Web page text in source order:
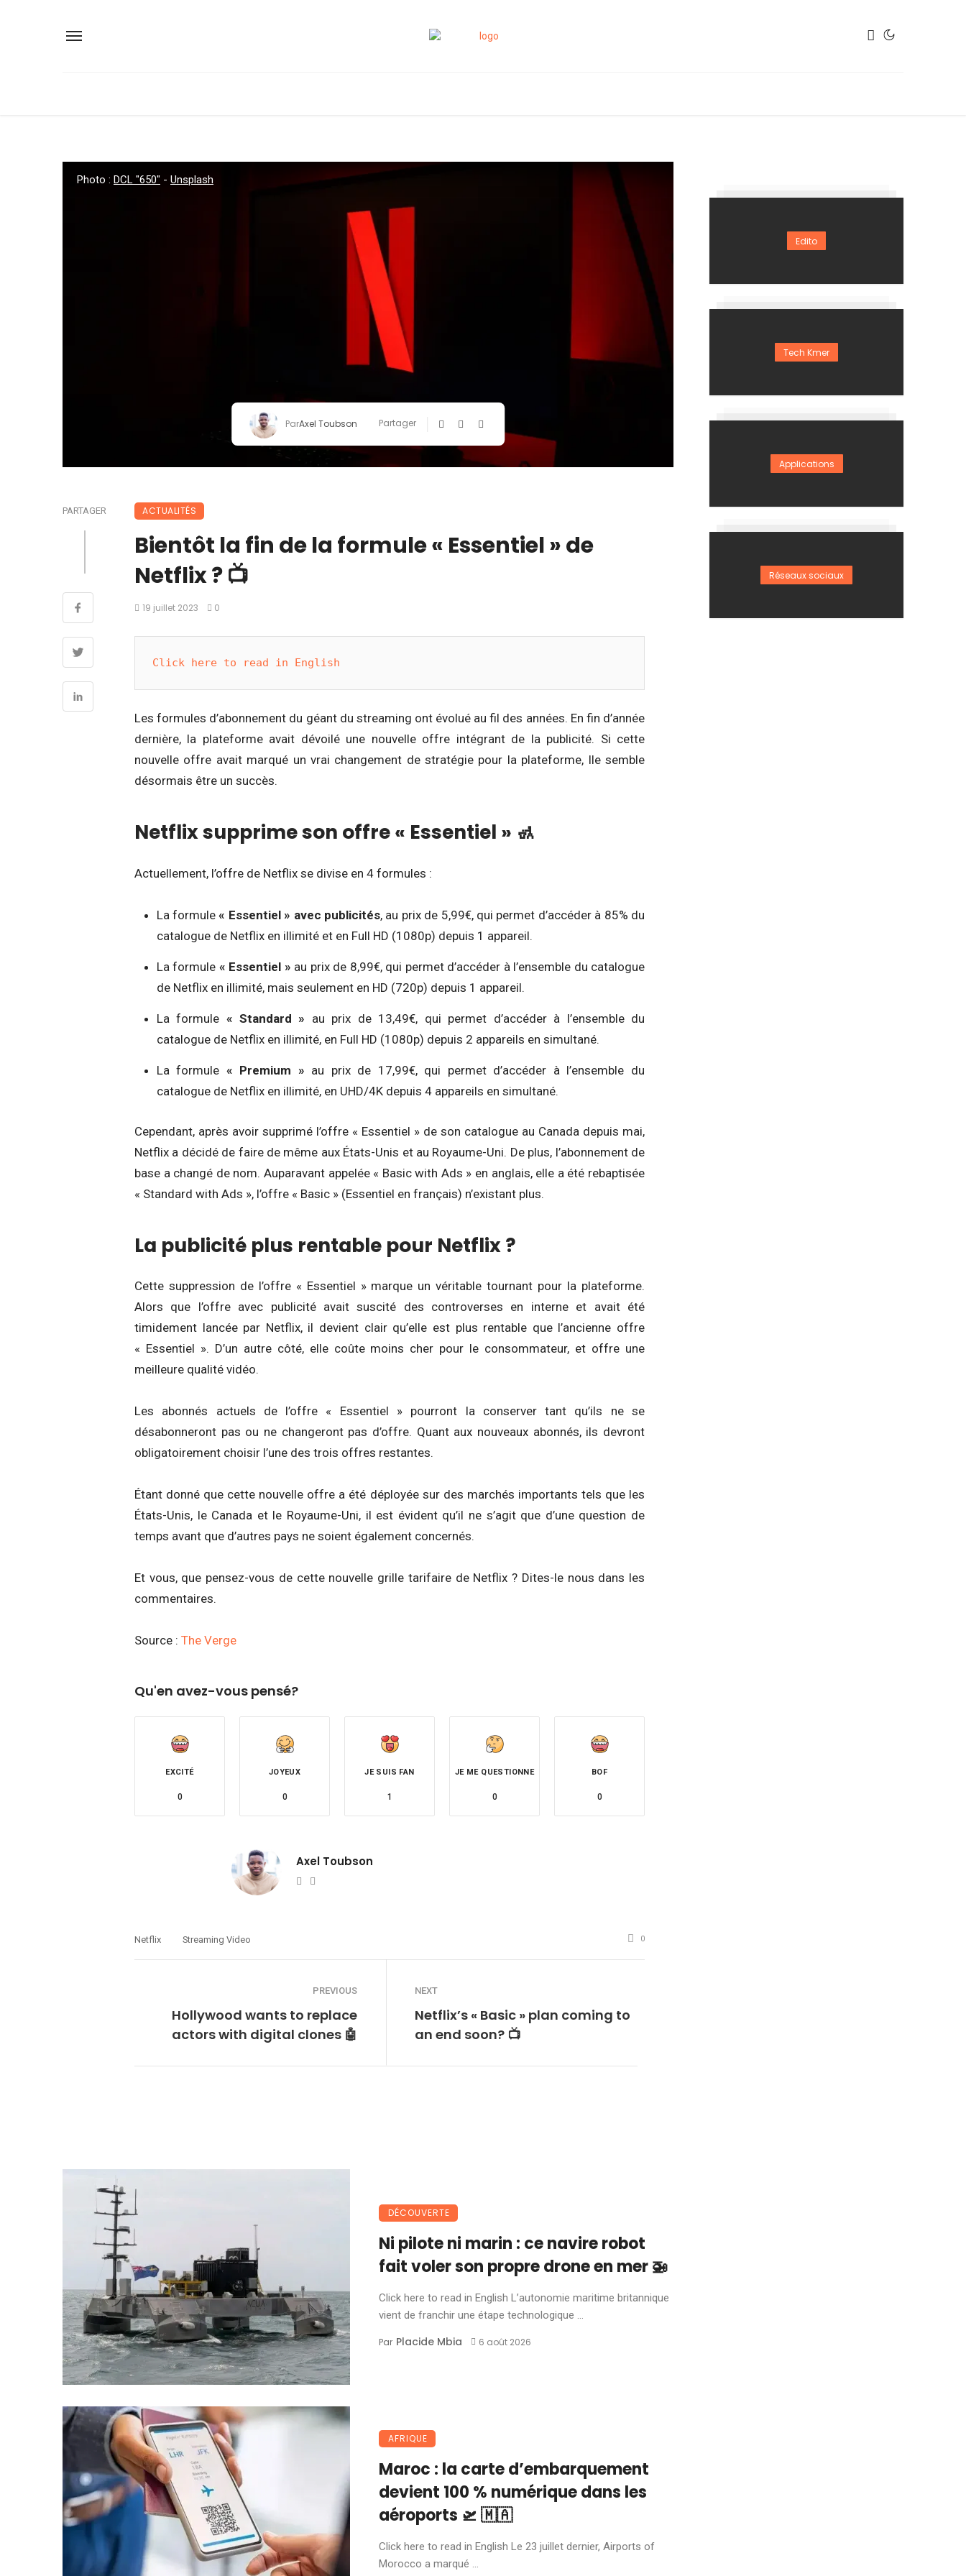
Photo : DCL "650" - Unsplash
ParAxel Toubson Partager
PARTAGER ACTUALITÉS
Bientôt la fin de la formule « Essentiel » de
Netflix ? 📺
19 juillet 2023 0
Click here to read in English
Les formules d’abonnement du géant du streaming ont évolué au fil des années. En fin d’année
dernière, la plateforme avait dévoilé une nouvelle offre intégrant de la publicité. Si cette
nouvelle offre avait marqué un vrai changement de stratégie pour la plateforme, lle semble
désormais être un succès.
Netflix supprime son offre « Essentiel » 🚮
Actuellement, l’offre de Netflix se divise en 4 formules :
La formule« Essentiel » avec publicités, au prix de 5,99€, qui permet d’accéder à 85% du
catalogue de Netflix en illimité et en Full HD (1080p) depuis 1 appareil.
La formule « Essentiel » au prix de 8,99€, qui permet d’accéder à l’ensemble du catalogue
de Netflix en illimité, mais seulement en HD (720p) depuis 1 appareil.
La formule « Standard » au prix de 13,49€, qui permet d’accéder à l’ensemble du
catalogue de Netflix en illimité, en Full HD (1080p) depuis 2 appareils en simultané.
La formule « Premium » au prix de 17,99€, qui permet d’accéder à l’ensemble du
catalogue de Netflix en illimité, en UHD/4K depuis 4 appareils en simultané.
Cependant, après avoir supprimé l’offre « Essentiel » de son catalogue au Canada depuis mai,
Netflix a décidé de faire de même aux États-Unis et au Royaume-Uni. De plus, l’abonnement de
base a changé de nom. Auparavant appelée « Basic with Ads » en anglais, elle a été rebaptisée
« Standard with Ads », l’offre « Basic » (Essentiel en français) n’existant plus.
La publicité plus rentable pour Netflix ?
Cette suppression de l’offre « Essentiel » marque un véritable tournant pour la plateforme.
Alors que l’offre avec publicité avait suscité des controverses en interne et avait été
timidement lancée par Netflix, il devient clair qu’elle est plus rentable que l’ancienne offre
« Essentiel ». D’un autre côté, elle coûte moins cher pour le consommateur, et offre une
meilleure qualité vidéo.
Les abonnés actuels de l’offre « Essentiel » pourront la conserver tant qu’ils ne se
désabonneront pas ou ne changeront pas d’offre. Quant aux nouveaux abonnés, ils devront
obligatoirement choisir l’une des trois offres restantes.
Étant donné que cette nouvelle offre a été déployée sur des marchés importants tels que les
États-Unis, le Canada et le Royaume-Uni, il est évident qu’il ne s’agit que d’une question de
temps avant que d’autres pays ne soient également concernés.
Et vous, que pensez-vous de cette nouvelle grille tarifaire de Netflix ? Dites-le nous dans les
commentaires.
Source : The Verge
Qu'en avez-vous pensé?
EXCITÉ
0
JOYEUX
0
JE SUIS FAN
1
JE ME QUESTIONNE
0
BOF
0
Axel Toubson
Website
Netflix Streaming Video 0
PREVIOUS
Hollywood wants to replace
actors with digital clones 🤖
NEXT
Netflix’s « Basic » plan coming to
an end soon? 📺
DÉCOUVERTE
Ni pilote ni marin : ce navire robot
fait voler son propre drone en mer 🚁
Click here to read in English L’autonomie maritime britannique
vient de franchir une étape technologique ...
Par Placide Mbia 6 août 2026
AFRIQUE
Maroc : la carte d’embarquement
devient 100 % numérique dans les
aéroports 🛫 🇲🇦
Click here to read in English Le 23 juillet dernier, Airports of
Morocco a marqué ...
Edito
Tech Kmer
Applications
Réseaux sociaux